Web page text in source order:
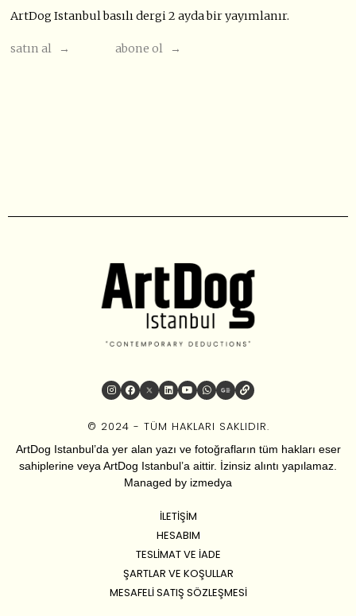
ArtDog Istanbul basılı dergi 2 ayda bir yayımlanır.
satın al → abone ol →
© 2024 - TÜM HAKLARI SAKLIDIR.
ArtDog Istanbul’da yer alan yazı ve fotoğrafların tüm hakları eser
sahiplerine veya ArtDog Istanbul’a aittir. İzinsiz alıntı yapılamaz.
Managed by izmedya
İLETIŞIM
HESABIM
TESLIMAT VE İADE
ŞARTLAR VE KOŞULLAR
MESAFELI SATIŞ SÖZLEŞMESI